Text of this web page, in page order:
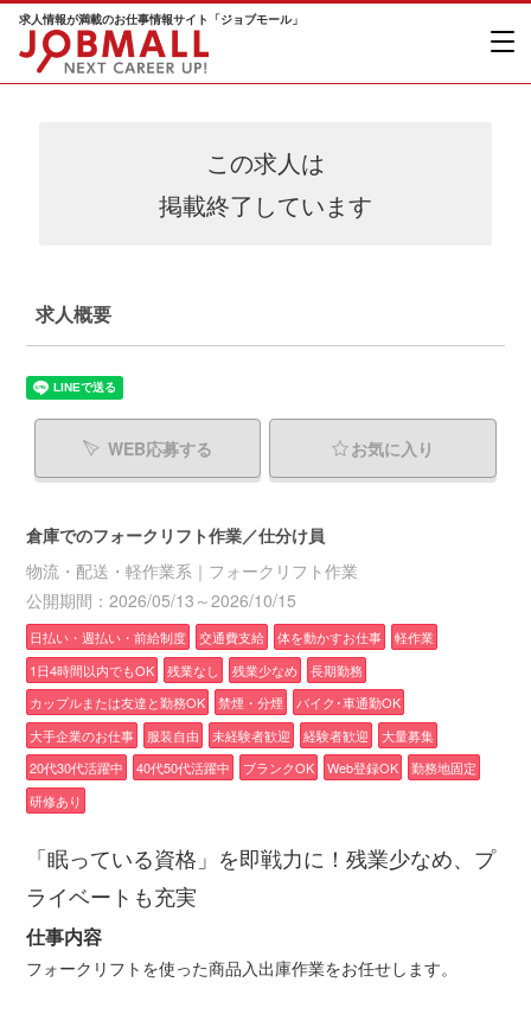
求人情報が満載のお仕事情報サイト「ジョブモール」
この求人は
掲載終了しています
求人概要
WEB応募する お気に入り
倉庫でのフォークリフト作業／仕分け員
物流・配送・軽作業系｜フォークリフト作業
公開期間：2026/05/13～2026/10/15
日払い・週払い・前給制度 交通費支給 体を動かすお仕事
軽作業
1日4時間以内でもOK
残業なし 残業少なめ
長期勤務
カップルまたは友達と勤務OK
禁煙・分煙
バイク･車通勤OK
大手企業のお仕事
服装自由 未経験者歓迎 経験者歓迎
大量募集
20代30代活躍中
40代50代活躍中 ブランクOK Web登録OK
勤務地固定
研修あり
「眠っている資格」を即戦力に！残業少なめ、プ
ライベートも充実
仕事内容
フォークリフトを使った商品入出庫作業をお任せします。